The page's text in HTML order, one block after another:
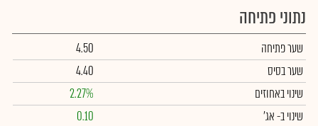
נתוני פתיחה
שער פתיחה
4.50
שער בסיס
4.40
שינוי באחוזים
2.27%
שינויב- אג'
0.10